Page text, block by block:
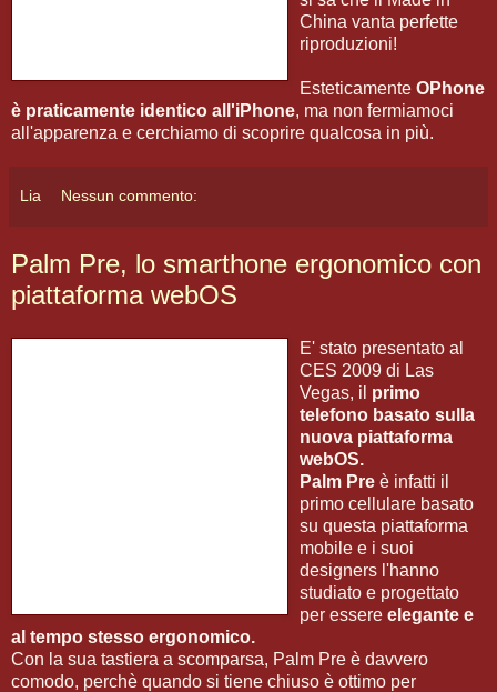
China vanta perfette
riproduzioni!
Esteticamente OPhone
è praticamente identico all'iPhone, ma non fermiamoci
all'apparenza e cerchiamo di scoprire qualcosa in più.
Lia Nessun commento:
Palm Pre, lo smarthone ergonomico con
piattaforma webOS
E' stato presentato al
CES 2009 di Las
Vegas, il primo
telefono basato sulla
nuova piattaforma
webOS.
Palm Pre è infatti il
primo cellulare basato
su questa piattaforma
mobile e i suoi
designers l'hanno
studiato e progettato
per essere elegante e
al tempo stesso ergonomico.
Con la sua tastiera a scomparsa, Palm Pre è davvero
comodo, perchè quando si tiene chiuso è ottimo per